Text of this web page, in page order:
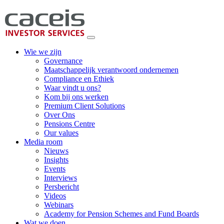
Wie we zijn
Governance
Maatschappelijk verantwoord ondernemen
Compliance en Ethiek
Waar vindt u ons?
Kom bij ons werken
Premium Client Solutions
Over Ons
Pensions Centre
Our values
Media room
Nieuws
Insights
Events
Interviews
Persbericht
Videos
Webinars
Academy for Pension Schemes and Fund Boards